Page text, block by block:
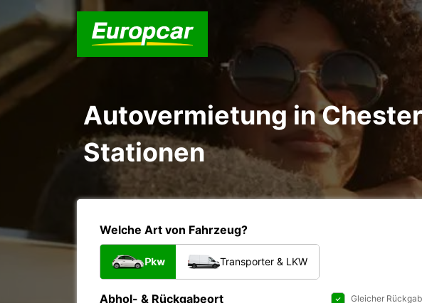
Autovermietung in
Stationen
Welche Art von Fahrzeug?
Pkw Transporter & LKW
Abhol- & Rückgabeort Gleicher